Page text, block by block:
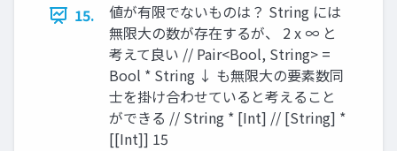
15.
値が有限でないものは？ String には
無限⼤の数が存在するが、 2 x ∞ と
考えて良い // Pair<Bool, String> =
Bool * String ↓ も無限⼤の要素数同
⼠を掛け合わせていると考えること
ができる // String * [Int] // [String] *
[[Int]] 15